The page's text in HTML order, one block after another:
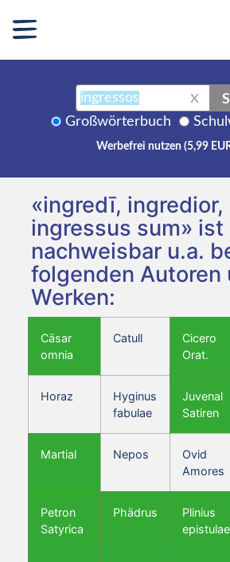
X
Großwörterbuch
Werbefrei nutzen (5,99
«ingredī, ingredior,
ingressus sum» ist
nachweisbar u.a.
folgenden Autoren
Werken:
Cäsar
omnia
Catull
Cicero
Orat.
Horaz
Hyginus
fabulae
Juvenal
Satiren
Martial Nepos
Ovid
Amores
Petron
Satyrica
Phädrus
Plinius
epistulae